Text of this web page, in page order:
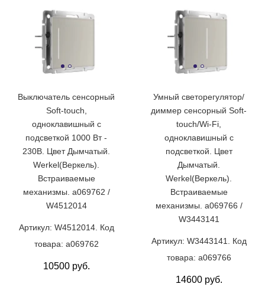
Выключатель сенсорный
Soft-touch,
одноклавишный с
подсветкой 1000 Вт -
230В. Цвет Дымчатый.
Werkel(Веркель).
Встраиваемые
механизмы. a069762 /
W4512014
Артикул: W4512014. Код
товара: a069762
10500 руб.
Умный светорегулятор/
диммер сенсорный Soft-
touch/Wi-Fi,
одноклавишный с
подсветкой. Цвет
Дымчатый.
Werkel(Веркель).
Встраиваемые
механизмы. a069766 /
W3443141
Артикул: W3443141. Код
товара: a069766
14600 руб.